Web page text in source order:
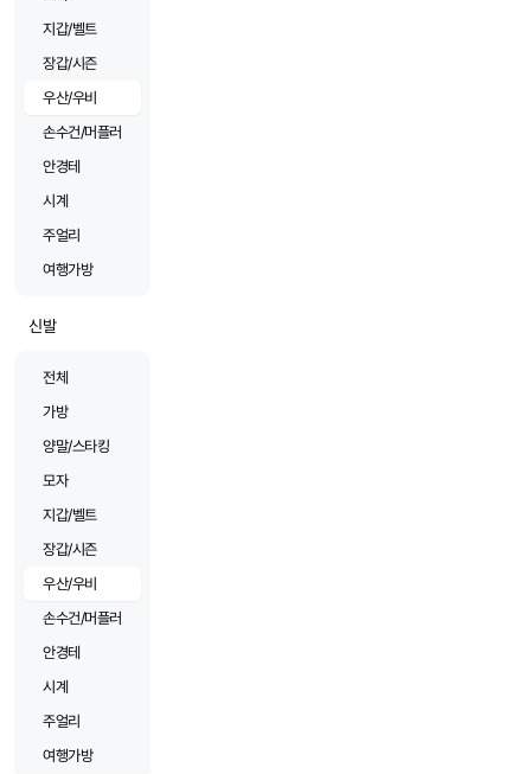
지갑/벨트
장갑/시즌
우산/우비
손수건/머플러
안경테
시계
주얼리
여행가방
신발
전체
가방
양말/스타킹
모자
지갑/벨트
장갑/시즌
우산/우비
손수건/머플러
안경테
시계
주얼리
여행가방